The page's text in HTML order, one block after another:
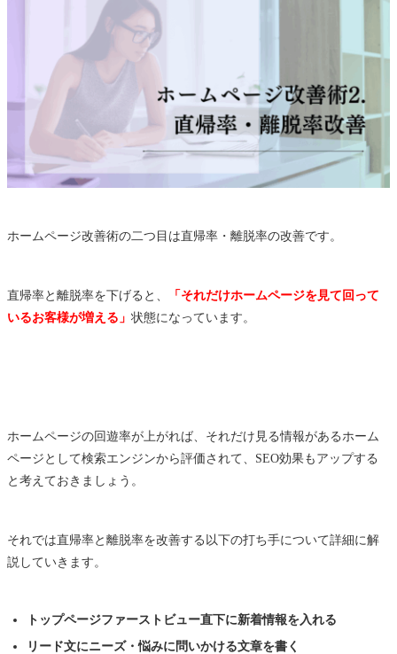
ホームページ改善術の二つ目は直帰率・離脱率の改善です。
直帰率と離脱率を下げると、
「それだけホームページを見て回って
いるお客様が増える」 状態になっています。
ホームページの回遊率が上がれば、それだけ見る情報があるホーム
ページとして検索エンジンから評価されて、SEO効果もアップする
と考えておきましょう。
それでは直帰率と離脱率を改善する以下の打ち手について詳細に解
説していきます。
トップページファーストビュー直下に新着情報を入れる
リード文にニーズ・悩みに問いかける文章を書く